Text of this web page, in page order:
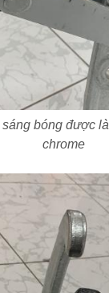
bóng được
chrome